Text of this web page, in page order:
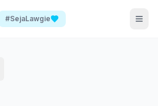
#SejaLawgie